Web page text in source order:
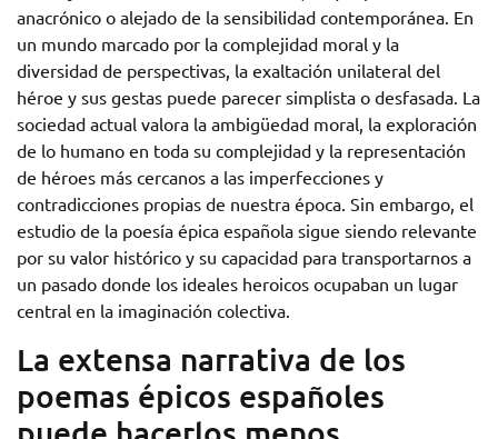
anacrónico o alejado de la sensibilidad contemporánea. En
un mundo marcado por la complejidad moral y la
diversidad de perspectivas, la exaltación unilateral del
héroe y sus gestas puede parecer simplista o desfasada. La
sociedad actual valora la ambigüedad moral, la exploración
de lo humano en toda su complejidad y la representación
de héroes más cercanos a las imperfecciones y
contradicciones propias de nuestra época. Sin embargo, el
estudio de la poesía épica española sigue siendo relevante
por su valor histórico y su capacidad para transportarnos a
un pasado donde los ideales heroicos ocupaban un lugar
central en la imaginación colectiva.
La extensa narrativa de los
poemas épicos españoles